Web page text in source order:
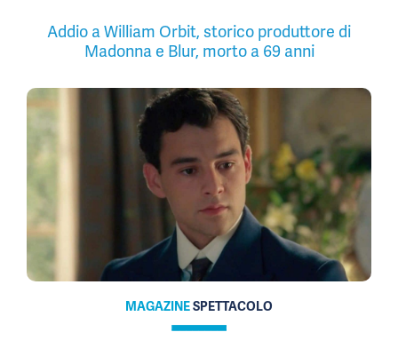
Addio a William Orbit, storico produttore di
Madonna e Blur, morto a 69 anni
MAGAZINESPETTACOLO